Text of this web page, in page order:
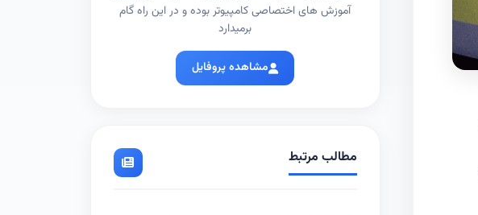
آموزش های اختصاصی کامپیوتر بوده و در این راه گام
برمیدارد
مشاهده پروفایل
مطالب مرتبط